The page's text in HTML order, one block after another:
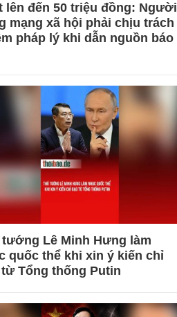
lên đến 50 triệu đồng: Người
mạng xã hội phải chịu trách
pháp lý khi dẫn nguồn báo
tướng Lê Minh Hưng làm
quốc thể khi xin ý kiến chỉ
Tổng thống Putin